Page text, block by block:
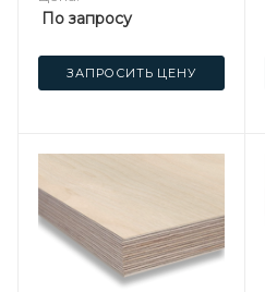
По запросу
ЗАПРОСИТЬ ЦЕНУ